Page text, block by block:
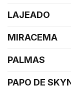
LAJEADO
MIRACEMA
PALMAS
PAPO DE